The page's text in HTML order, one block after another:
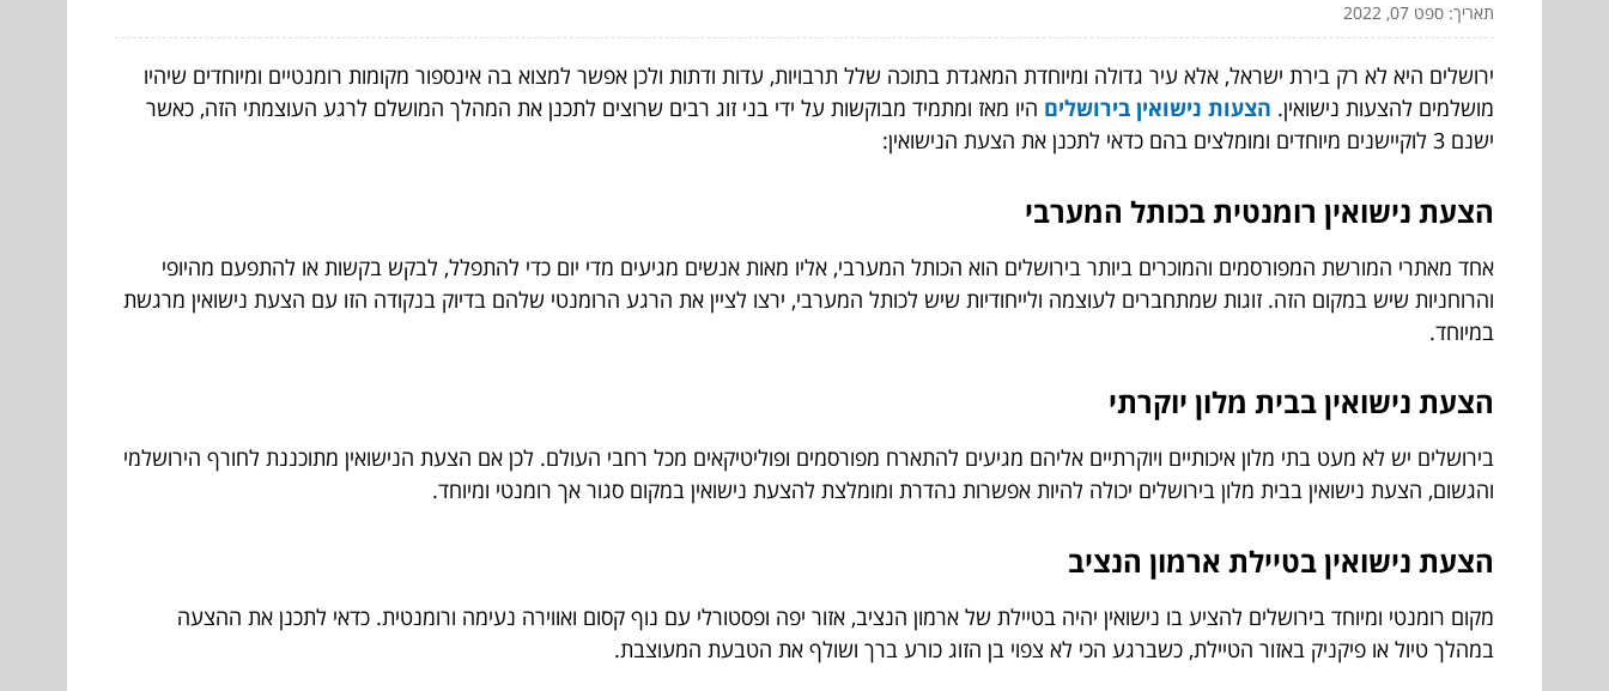
תאריך: ספט 07, 2022
ירושלים היא לא רק בירת ישראל, אלא עיר גדולה ומיוחדת המאגדת בתוכה שלל תרבויות, עדות ודתות ולכן אפשר למצוא בה אינספור מקומות רומנטיים ומיוחדים שיהיו
מושלמים להצעות נישואין. הצעות נישואין בירושלים היו מאז ומתמיד מבוקשות על ידי בני זוג רבים שרוצים לתכנן את המהלך המושלם לרגע העוצמתי הזה, כאשר
ישנם 3 לוקיישנים מיוחדים ומומלצים בהם כדאי לתכנן את הצעת הנישואין:
הצעת נישואין רומנטית בכותל המערבי
אחד מאתרי המורשת המפורסמים והמוכרים ביותר בירושלים הוא הכותל המערבי, אליו מאות אנשים מגיעים מדי יום כדי להתפלל, לבקש בקשות או להתפעם מהיופי
והרוחניות שיש במקום הזה. זוגות שמתחברים לעוצמה ולייחודיות שיש לכותל המערבי, ירצו לציין את הרגע הרומנטי שלהם בדיוק בנקודה הזו עם הצעת נישואין מרגשת
במיוחד.
הצעת נישואין בבית מלון יוקרתי
בירושלים יש לא מעט בתי מלון איכותיים ויוקרתיים אליהם מגיעים להתארח מפורסמים ופוליטיקאים מכל רחבי העולם. לכן אם הצעת הנישואין מתוכננת לחורף הירושלמי
והגשום, הצעת נישואין בבית מלון בירושלים יכולה להיות אפשרות נהדרת ומומלצת להצעת נישואין במקום סגור אך רומנטי ומיוחד.
הצעת נישואין בטיילת ארמון הנציב
מקום רומנטי ומיוחד בירושלים להציע בו נישואין יהיה בטיילת של ארמון הנציב, אזור יפה ופסטורלי עם נוף קסום ואווירה נעימה ורומנטית. כדאי לתכנן את ההצעה
במהלך טיול או פיקניק באזור הטיילת, כשברגע הכי לא צפוי בן הזוג כורע ברך ושולף את הטבעת המעוצבת.